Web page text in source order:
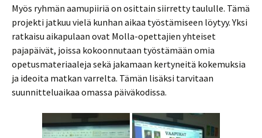
Myös ryhmän aamupiiriä on osittain siirretty taululle. Tämä
projekti jatkuu vielä kunhan aikaa työstämiseen löytyy. Yksi
ratkaisu aikapulaan ovat Molla-opettajien yhteiset
pajapäivät, joissa kokoonnutaan työstämään omia
opetusmateriaaleja sekä jakamaan kertyneitä kokemuksia
ja ideoita matkan varrelta. Tämän lisäksi tarvitaan
suunnitteluaikaa omassa päiväkodissa.